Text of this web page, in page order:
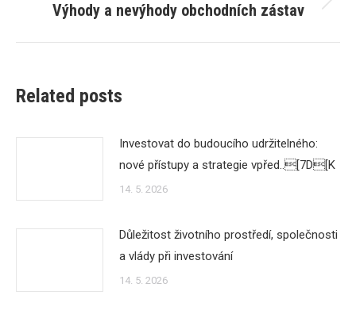
Next
Výhody a nevýhody obchodních zástav
Related posts
Investovat do budoucího udržitelného:
nové přístupy a strategie vpřed..[7D[K
14. 5. 2026
Důležitost životního prostředí, společnosti
a vlády při investování
14. 5. 2026